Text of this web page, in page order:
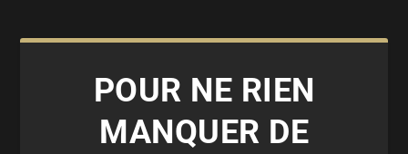
POUR NE RIEN
MANQUER DE